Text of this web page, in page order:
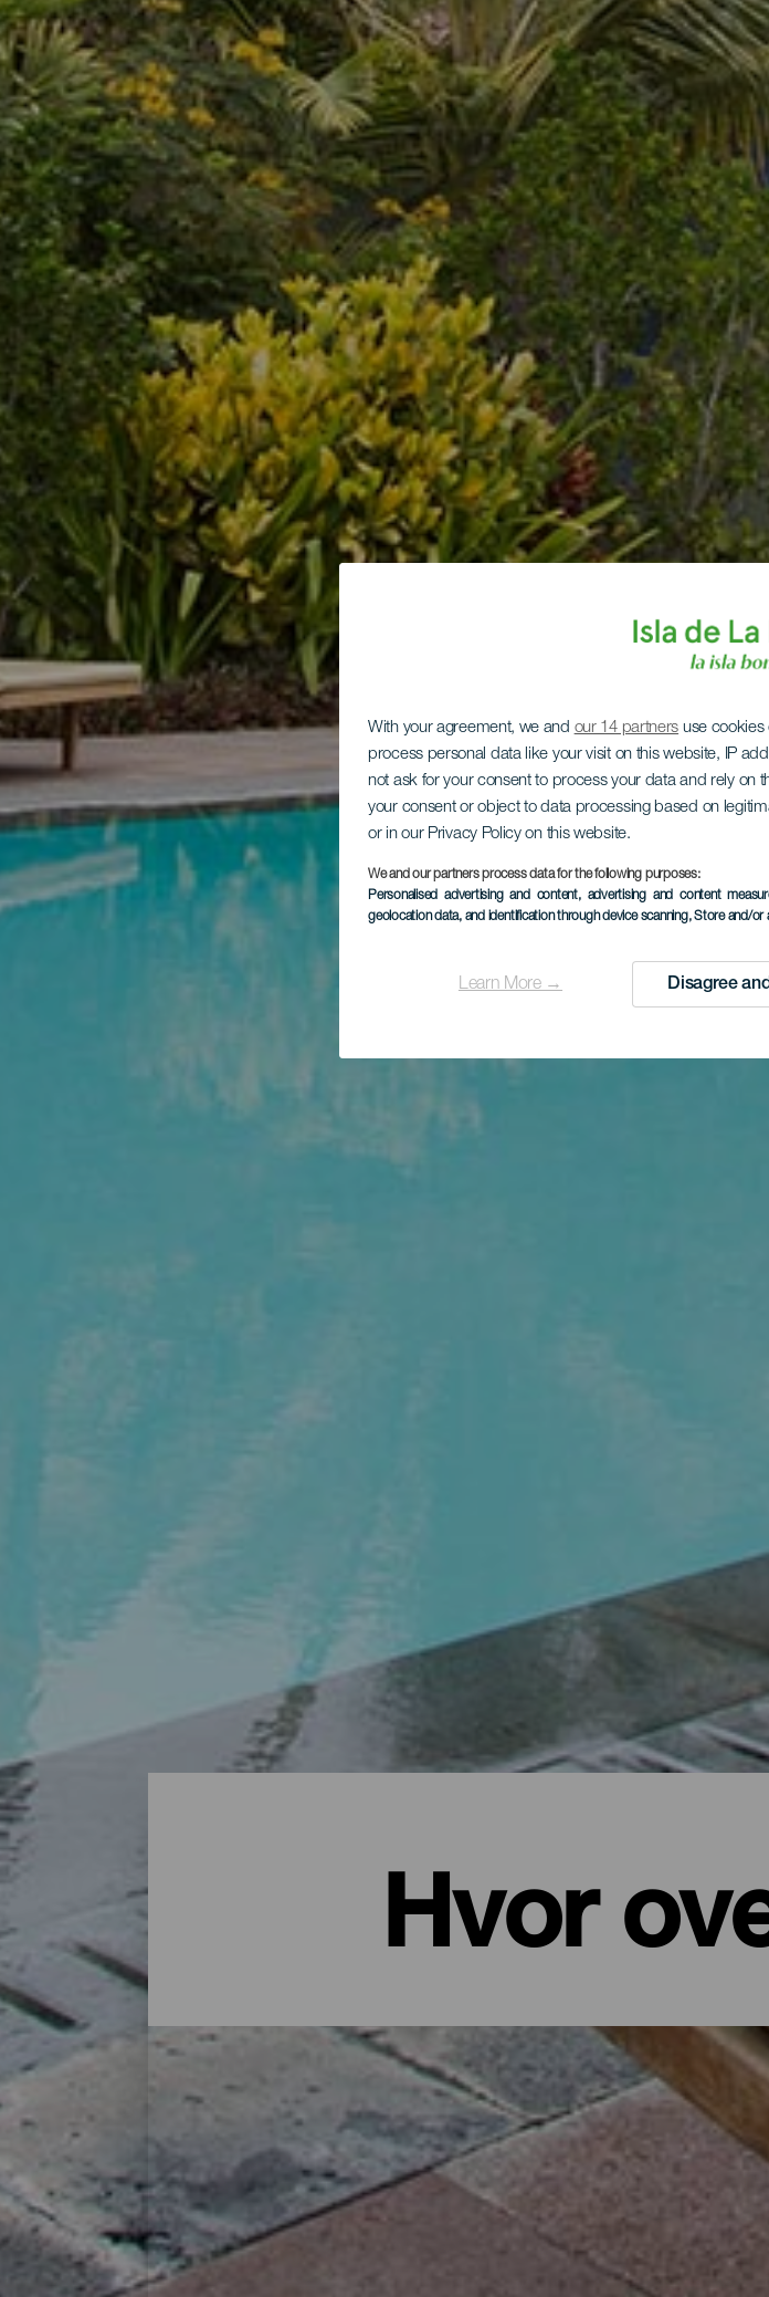
With your agreement, we and our 14 partners use cookies
process personal data like your visit on this website, IP
not ask for your consent to process your data and rely on
your consent or object to data processing based on
or in our Privacy Policy on this website.
We and our partners process data for the following purposes:
Personalised advertising and content, advertising and content
geolocation data, and identification through device scanning, Store and/or
Learn More → Disagree
Hvor
Overnatting i La Palma: Hoteller, leiligheter...
Et hus på landet midt i naturen, en leilighet ved sjøen eller et pittoresk hotell
godt utvalg bosteder for alle typer reisende på sine drøyt 700
finner du det perfekte stedet for deg å lade batteriene etter en dag på øya eller